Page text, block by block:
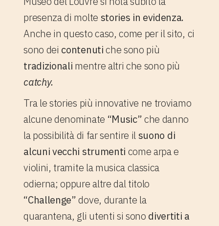
presenza di molte stories in evidenza.
Anche in questo caso, come per il sito, ci
sono dei contenutiche sono più
tradizionali mentre altri che sono più
catchy.
Tra le stories più innovative ne troviamo
alcune denominate “Music”che danno
la possibilità di far sentire ilsuono di
alcuni vecchi strumenti come arpa e
violini, tramite la musica classica
odierna; oppure altre dal titolo
“Challenge”dove, durante la
quarantena, gli utenti si sono divertiti a